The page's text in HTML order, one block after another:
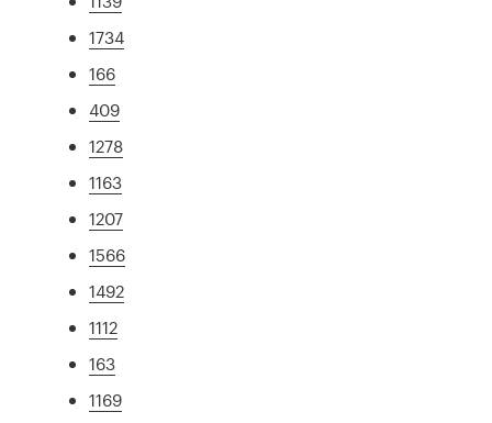
1734
166
409
1278
1163
1207
1566
1492
1112
163
1169